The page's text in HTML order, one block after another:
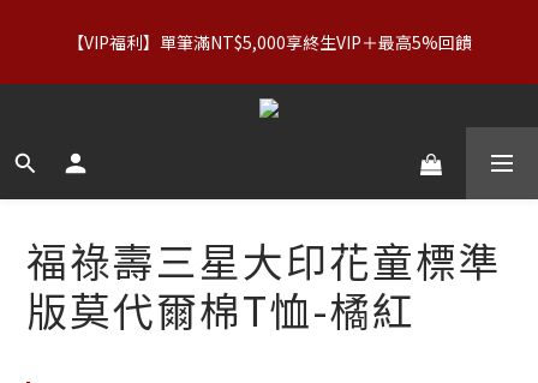
折｜內著：買二送二
【VIP福利】單筆滿NT$5,000享終生VIP＋最高5%回饋
【服飾優惠】設計系列正價商品＆Basics系列：2件89折／3件79
福祿壽三星大印花童標準
版莫代爾棉T恤-橘紅